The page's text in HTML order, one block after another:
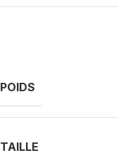
POIDS
TAILLE